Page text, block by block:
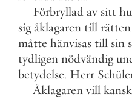
Förbryllad av sitt
sig åklagaren till rätten
måtte hänvisas till sin
tydligen nödvändig
betydelse. Herr
Åklagaren vill